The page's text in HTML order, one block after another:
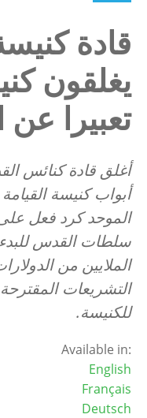
قادة
يغلقون
تعبيرا
أغلق قادة كنائس
أبواب كنيسة
الموحد كرد فعل
سلطات القدس
الملايين من
التشريعات
للكنيسة.
Available in:
English
Français
Deutsch